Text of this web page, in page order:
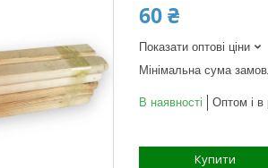
60 ₴
Показати оптові ціни
Мінімальна сума
В наявності Оптом і в
Купити